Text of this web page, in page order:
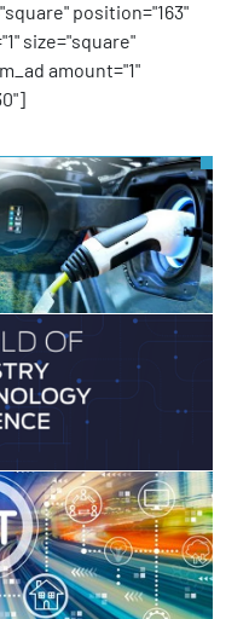
position="163"
size="square"
amount="1"